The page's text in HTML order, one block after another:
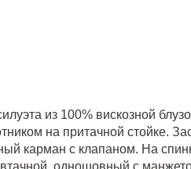
из 100% вискозной
на притачной стойке.
карман с клапаном. На
одношовный с